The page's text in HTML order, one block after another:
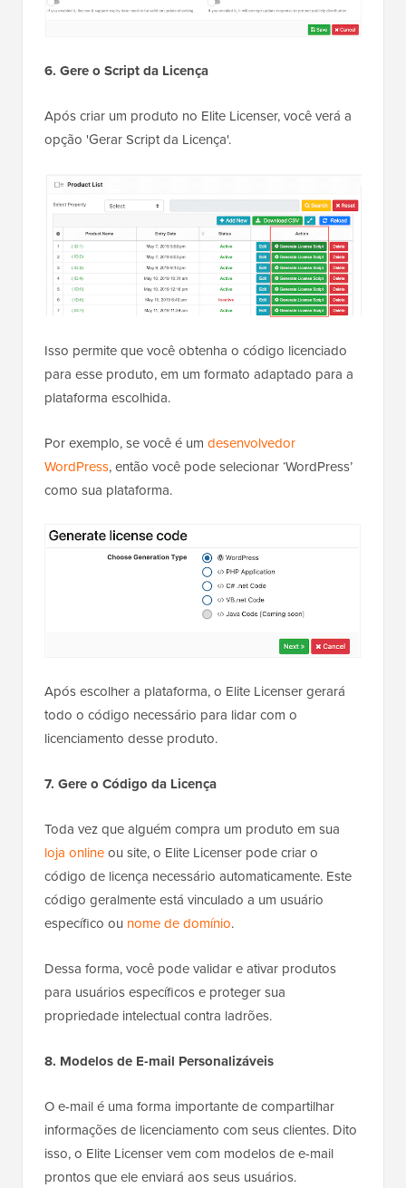
6. Gere o Script da Licença
Após criar um produto no Elite Licenser, você verá a
opção 'Gerar Script da Licença'.
Isso permite que você obtenha o código licenciado
para esse produto, em um formato adaptado para a
plataforma escolhida.
Por exemplo, se você é um desenvolvedor
WordPress, então você pode selecionar ‘WordPress’
como sua plataforma.
Após escolher a plataforma, o Elite Licenser gerará
todo o código necessário para lidar com o
licenciamento desse produto.
7. Gere o Código da Licença
Toda vez que alguém compra um produto em sua
loja onlineou site, o Elite Licenser pode criar o
código de licença necessário automaticamente. Este
código geralmente está vinculado a um usuário
específico ou nome de domínio.
Dessa forma, você pode validar e ativar produtos
para usuários específicos e proteger sua
propriedade intelectual contra ladrões.
8. Modelos de E-mail Personalizáveis
O e-mail é uma forma importante de compartilhar
informações de licenciamento com seus clientes. Dito
isso, o Elite Licenser vem com modelos de e-mail
prontos que ele enviará aos seus usuários.